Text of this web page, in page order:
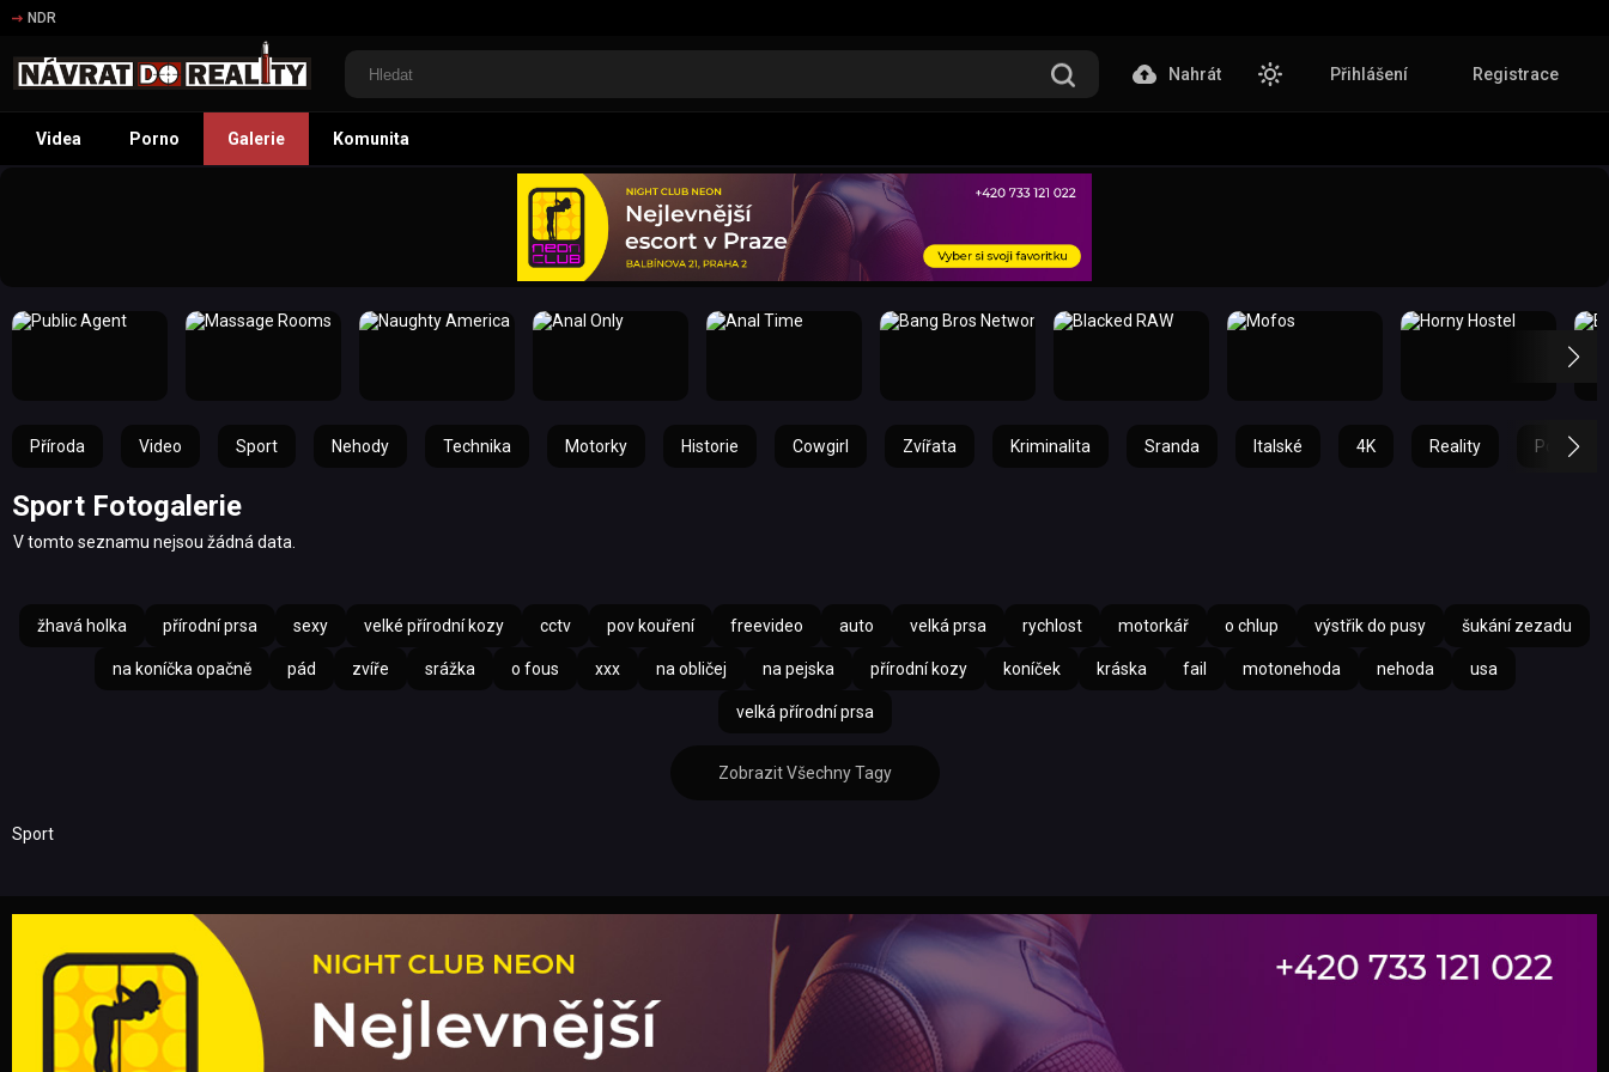
NDR
Nahrát Přihlášení Registrace
Videa Porno Galerie Komunita
Příroda Video Sport Nehody Technika Motorky Historie Cowgirl Zvířata Kriminalita Sranda Italské 4K Reality Policie
Sport Fotogalerie
V tomto seznamu nejsou žádná data.
žhavá holka přírodní prsa sexy velké přírodní kozy cctv pov kouření freevideo auto velká prsa rychlost motorkář o chlup výstřik do pusy šukání zezadu
na koníčka opačně pád zvíře srážka o fous xxx na obličej na pejska přírodní kozy koníček kráska fail motonehoda nehoda usa
velká přírodní prsa
Zobrazit Všechny Tagy
Sport